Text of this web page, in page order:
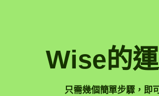
Wise的
只需幾個簡單步驟，即